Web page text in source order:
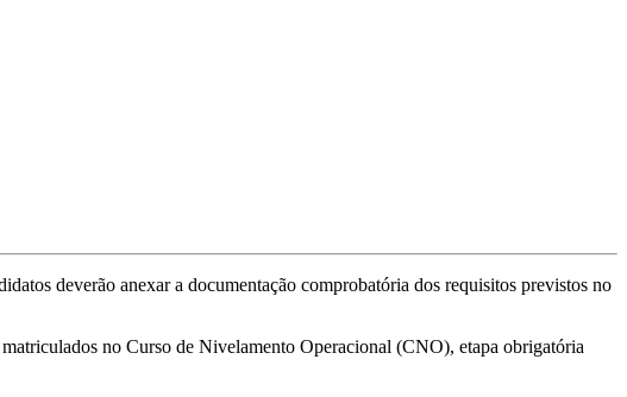
deverão anexar a documentação comprobatória dos requisitos previstos no
no Curso de Nivelamento Operacional (CNO), etapa obrigatória